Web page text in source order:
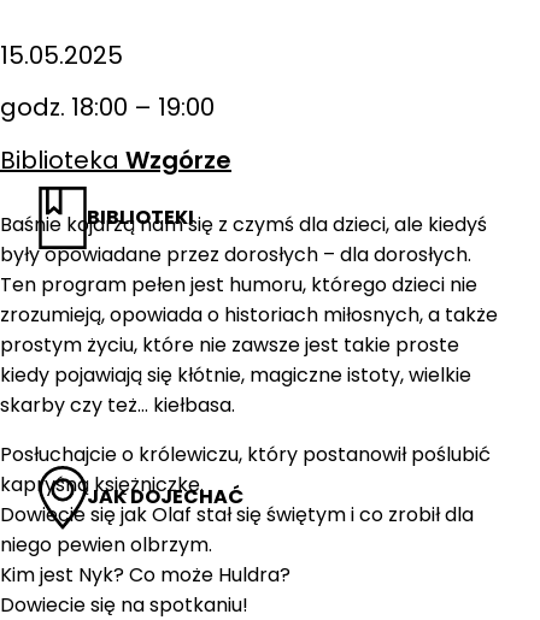
BIBLIOTEKI
JAK DOJECHAĆ
15.05.2025
godz. 18:00 – 19:00
Biblioteka Wzgórze
Baśnie kojarzą nam się z czymś dla dzieci, ale kiedyś
były opowiadane przez dorosłych – dla dorosłych.
Ten program pełen jest humoru, którego dzieci nie
zrozumieją, opowiada o historiach miłosnych, a także
prostym życiu, które nie zawsze jest takie proste
kiedy pojawiają się kłótnie, magiczne istoty, wielkie
skarby czy też… kiełbasa.
Posłuchajcie o królewiczu, który postanowił poślubić
kapryśną księżniczkę.
Dowiecie się jak Olaf stał się świętym i co zrobił dla
niego pewien olbrzym.
Kim jest Nyk? Co może Huldra?
Dowiecie się na spotkaniu!